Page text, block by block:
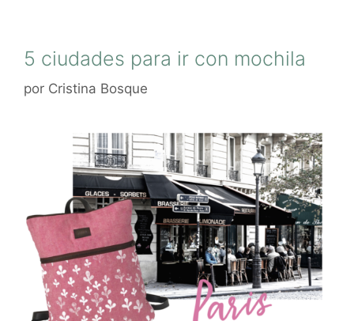
5 ciudades para ir con mochila
por Cristina Bosque